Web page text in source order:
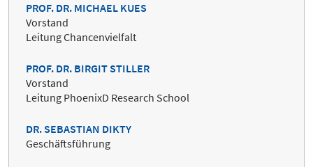
PROF. DR. MICHAEL KUES
Vorstand
Leitung Chancenvielfalt
PROF. DR. BIRGIT STILLER
Vorstand
Leitung PhoenixD Research School
DR. SEBASTIAN DIKTY
Geschäftsführung